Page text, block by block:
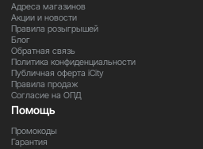
Адреса магазинов
Акции и новости
Правила розыгрышей
Блог
Обратная связь
Политика конфиденциальности
Публичная оферта iCity
Правила продаж
Согласие на ОПД
Помощь
Промокоды
Гарантия